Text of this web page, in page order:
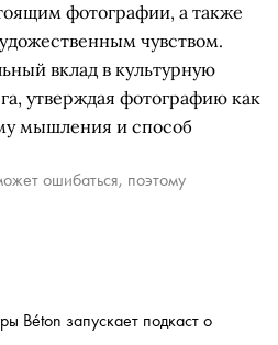
фотографии, а также
чувством.
вклад в культурную
утверждая фотографию как
мышления и способ
ошибаться, поэтому